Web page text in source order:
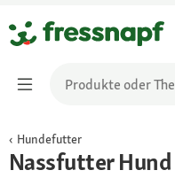
Hundefutter
Nassfutter Hund